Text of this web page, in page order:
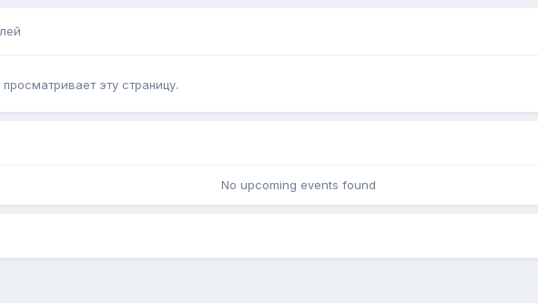
эту страницу.
No upcoming events found